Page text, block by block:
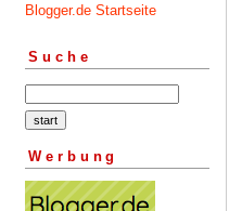
Blogger.de Startseite
Suche
Werbung